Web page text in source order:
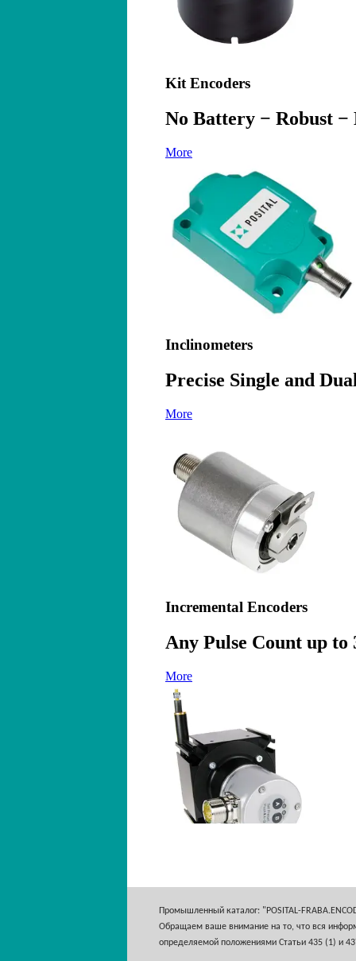
Промышленный каталог: "POSITAL-
Обращаем ваше внимание на то, что вся
определяемой положениями Статьи 435 (1) и